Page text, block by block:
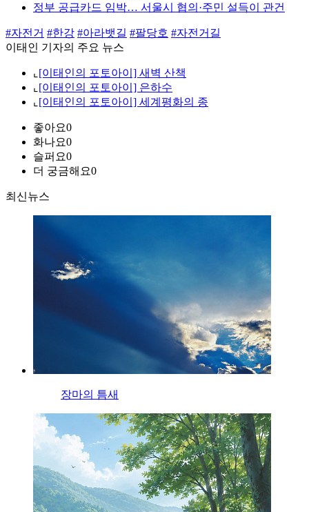
정부 공급카드 임박… 서울시 협의·주민 설득이 관건
#자전거 #한강 #아라뱃길 #팔당호 #자전거길
이태인 기자의 주요 뉴스
⌞ [이태인의 포토아이] 새벽 산책
⌞ [이태인의 포토아이] 은하수
⌞ [이태인의 포토아이] 세계평화의 종
좋아요0
화나요0
슬퍼요0
더 궁금해요0
최신뉴스
장마의 틈새